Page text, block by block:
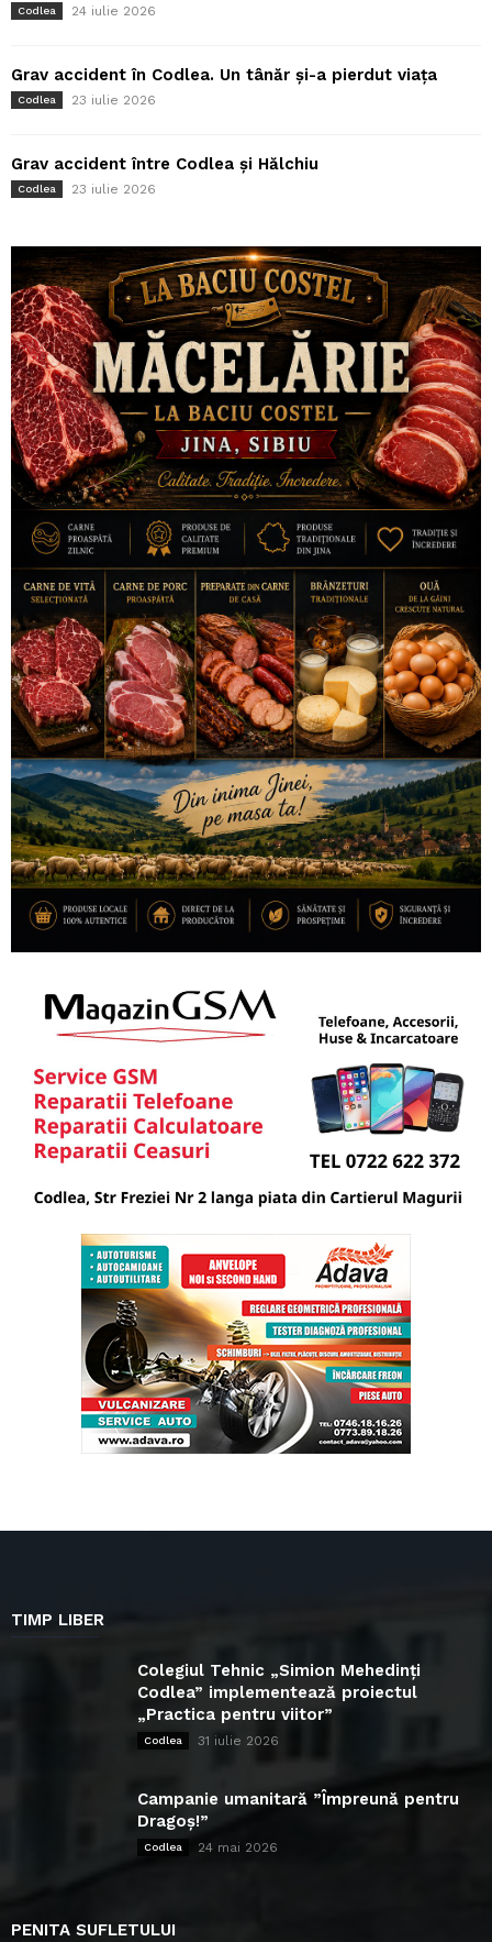
Codlea 24 iulie 2026
Grav accident în Codlea. Un tânăr și-a pierdut viața
Codlea 23 iulie 2026
Grav accident între Codlea și Hălchiu
Codlea 23 iulie 2026
TIMP LIBER
Colegiul Tehnic „Simion Mehedinți
Codlea” implementează proiectul
„Practica pentru viitor”
Codlea 31 iulie 2026
Campanie umanitară ”Împreună pentru
Dragoș!”
Codlea 24 mai 2026
PENITA SUFLETULUI